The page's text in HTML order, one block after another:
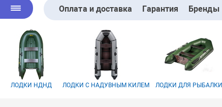
Оплата и доставка Гарантия Бренды
ЛОДКИ НДНД ЛОДКИ С НАДУВНЫМ КИЛЕМ ЛОДКИ ДЛЯ РЫБАЛКИ